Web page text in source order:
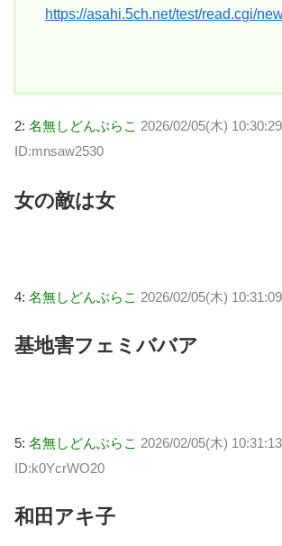
https://asahi.5ch.net/test/read.cgi/
2: 名無しどんぶらこ 2026/02/05(木)
ID:mnsaw2530
女の敵は女
4: 名無しどんぶらこ 2026/02/05(木)
基地害フェミババア
5: 名無しどんぶらこ 2026/02/05(木)
ID:k0YcrWO20
和田アキ子